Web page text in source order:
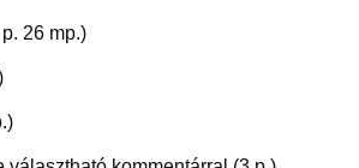
26 mp.)